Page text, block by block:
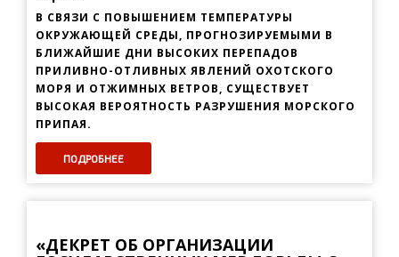
В СВЯЗИ С ПОВЫШЕНИЕМ ТЕМПЕРАТУРЫ
ОКРУЖАЮЩЕЙ СРЕДЫ, ПРОГНОЗИРУЕМЫМИ В
БЛИЖАЙШИЕ ДНИ ВЫСОКИХ ПЕРЕПАДОВ
ПРИЛИВНО-ОТЛИВНЫХ ЯВЛЕНИЙ ОХОТСКОГО
МОРЯ И ОТЖИМНЫХ ВЕТРОВ, СУЩЕСТВУЕТ
ВЫСОКАЯ ВЕРОЯТНОСТЬ РАЗРУШЕНИЯ МОРСКОГО
ПРИПАЯ.
ПОДРОБНЕЕ
«ДЕКРЕТ ОБ ОРГАНИЗАЦИИ